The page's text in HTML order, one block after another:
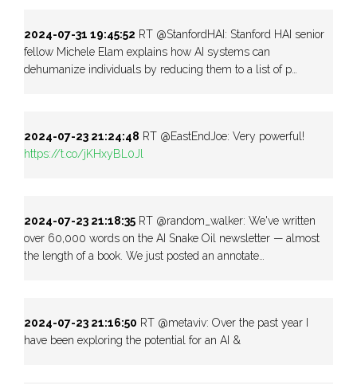
2024-07-31 19:45:52 RT @StanfordHAI: Stanford HAI senior
fellow Michele Elam explains how AI systems can
dehumanize individuals by reducing them to a list of p…
2024-07-23 21:24:48 RT @EastEndJoe: Very powerful!
https://t.co/jKHxyBL0Jl
2024-07-23 21:18:35 RT @random_walker: We've written
over 60,000 words on the AI Snake Oil newsletter — almost
the length of a book. We just posted an annotate…
2024-07-23 21:16:50 RT @metaviv: Over the past year I
have been exploring the potential for an AI &